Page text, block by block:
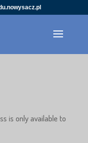
is only available to